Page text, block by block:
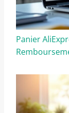
Panier